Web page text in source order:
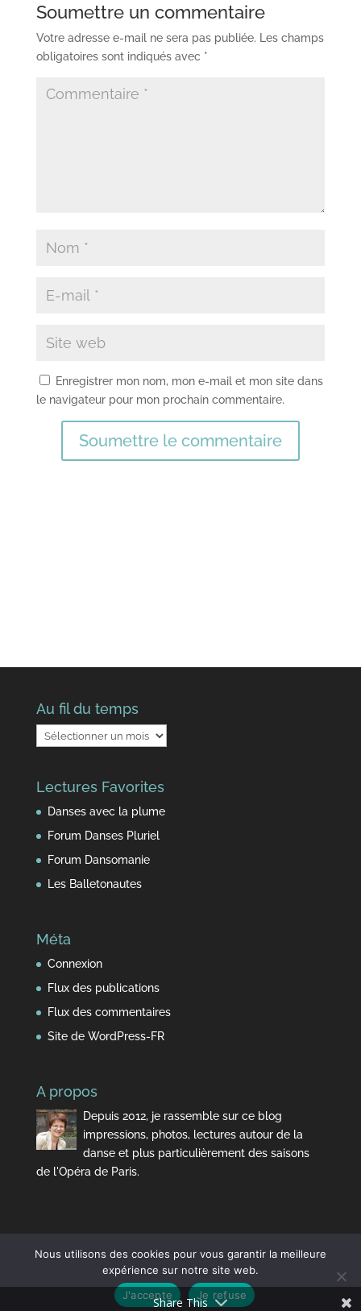
Soumettre un commentaire
Votre adresse e-mail ne sera pas publiée. Les champs
obligatoires sont indiqués avec *
Enregistrer mon nom, mon e-mail et mon site dans
le navigateur pour mon prochain commentaire.
Soumettre le commentaire
Au fil du temps
Au
fil
temps
Lectures Favorites
Danses avec la plume
Forum Danses Pluriel
Forum Dansomanie
Les Balletonautes
Méta
Connexion
Flux des publications
Flux des commentaires
Site de WordPress-FR
A propos
Depuis 2012, je rassemble sur ce blog
impressions, photos, lectures autour de la
danse et plus particulièrement des saisons
de l'Opéra de Paris.
Elegant Themes | Propulsé par
Share This
Nous utilisons des cookies pour vous garantir la meilleure
expérience sur notre site web.
J'accepte
Je refuse